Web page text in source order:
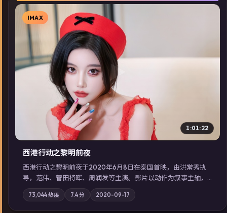
▶
IMAX
1:01:22
西港行动之黎明前夜
西港行动之黎明前夜于2020年6月8日在泰国首映，由洪常秀执
导，范伟、菅田将晖、周润发等主演。影片以动作为叙事主轴，
亲情与职责必须在倒计时结束前做出抉择；摄影与配乐强化地域
气质；站内亦可通过「国产免费观看高清电视剧在线看」延展检
索同类型高分佳作，畅享高清在线追剧体验。
73,044热度 7.4分 2020-09-17